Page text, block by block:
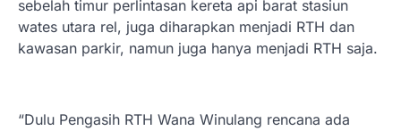
sebelah timur perlintasan kereta api barat stasiun
wates utara rel, juga diharapkan menjadi RTH dan
kawasan parkir, namun juga hanya menjadi RTH saja.
“Dulu Pengasih RTH Wana Winulang rencana ada